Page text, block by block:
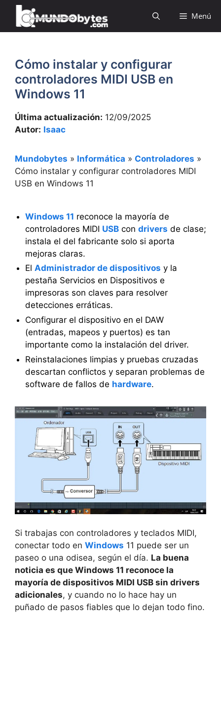
Saltar
contenido
Menú
Cómo instalar y configurar
controladores MIDI USB en
Windows 11
Última actualización: 12/09/2025
Autor: Isaac
Mundobytes » Informática » Controladores »
Cómo instalar y configurar controladores MIDI
USB en Windows 11
Windows 11 reconoce la mayoría de
controladores MIDI USBcon drivers de clase;
instala el del fabricante solo si aporta
mejoras claras.
El Administrador de dispositivos y la
pestaña Servicios en Dispositivos e
impresoras son claves para resolver
detecciones erráticas.
Configurar el dispositivo en el DAW
(entradas, mapeos y puertos) es tan
importante como la instalación del driver.
Reinstalaciones limpias y pruebas cruzadas
descartan conflictos y separan problemas de
software de fallos de hardware.
Si trabajas con controladores y teclados MIDI,
conectar todo en Windows 11 puede ser un
paseo o una odisea, según el día. La buena
noticia es que Windows 11 reconoce la
mayoría de dispositivos MIDI USB sin drivers
adicionales, y cuando no lo hace hay un
puñado de pasos fiables que lo dejan todo fino.